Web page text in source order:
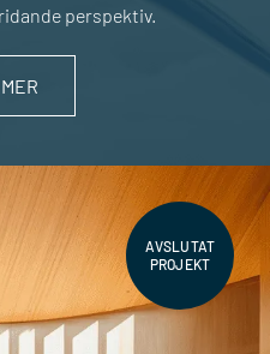
perspektiv.
AVSLUTAT
PROJEKT